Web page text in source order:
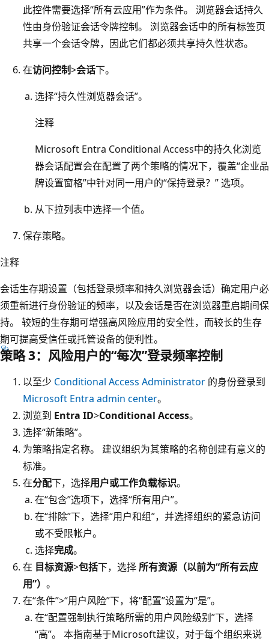
此控件需要选择“所有云应用”作为条件。 浏览器会话持久
性由身份验证会话令牌控制。 浏览器会话中的所有标签页
共享一个会话令牌，因此它们都必须共享持久性状态。
在访问控制>会话下。
选择“持久性浏览器会话”。
注释
Microsoft Entra Conditional Access中的持久化浏览
器会话配置会在配置了两个策略的情况下，覆盖“企业品
牌设置窗格”中针对同一用户的“保持登录？” 选项。
从下拉列表中选择一个值。
保存策略。
注释
会话生存期设置（包括登录频率和持久浏览器会话）确定用户必
须重新进行身份验证的频率，以及会话是否在浏览器重启期间保
持。 较短的生存期可增强高风险应用的安全性，而较长的生存
期可提高受信任或托管设备的便利性。
策略 3：风险用户的“每次”登录频率控制
以至少 Conditional Access Administrator 的身份登录到
Microsoft Entra admin center。
浏览到 Entra ID>Conditional Access。
选择“新策略”。
为策略指定名称。 建议组织为其策略的名称创建有意义的
标准。
在分配下，选择用户或工作负载标识。
在“包含”选项下，选择“所有用户”。
在“排除”下，选择“用户和组”，并选择组织的紧急访问
或不受限帐户。
选择完成。
在 目标资源>包括下，选择所有资源（以前为“所有云应
用”） 。
在“条件”>“用户风险”下，将“配置”设置为“是”。
在“配置强制执行策略所需的用户风险级别”下，选择
“高”。 本指南基于Microsoft建议，对于每个组织来说